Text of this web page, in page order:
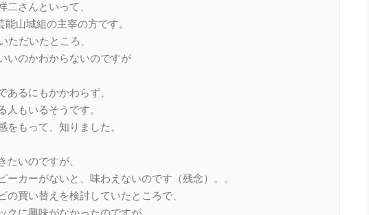
さんといって、
山城組の主宰の方です。
ただいたところ、
いのかわからないのですが
るにもかかわらず、
もいるそうです。
もって、知りました。
いのですが、
カーがないと、味わえないのです（残念）。。
買い替えを検討していたところで、